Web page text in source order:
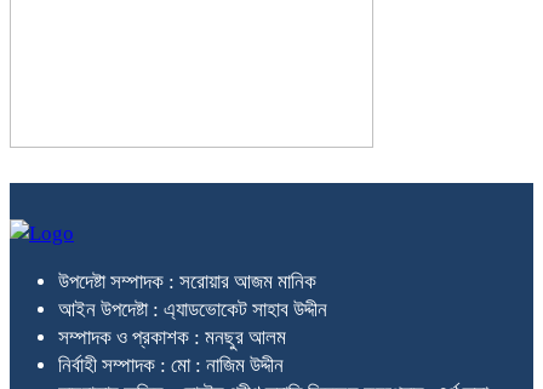
উপদেষ্টা সম্পাদক : সরোয়ার আজম মানিক
আইন উপদেষ্টা : এ্যাডভোকেট সাহাব উদ্দীন
সম্পাদক ও প্রকাশক : মনছুর আলম
নির্বাহী সম্পাদক : মো : নাজিম উদ্দীন